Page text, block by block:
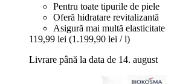
Pentru toate tipurile de piele
Oferă hidratare revitalizantă
Asigură mai multă elasticitate
119,99 lei (1.199,90 lei / l)
Livrare până la data de 14. august